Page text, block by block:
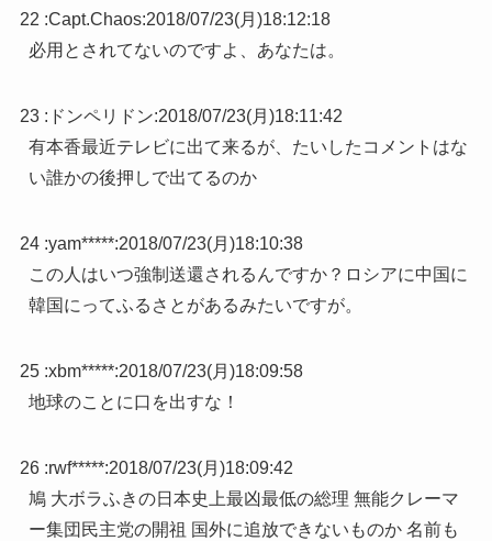
22 :Capt.Chaos:2018/07/23(月)18:12:18
必用とされてないのですよ、あなたは。
23 : ドンペリドン:2018/07/23(月)18:11:42
有本香最近テレビに出て来るが、たいしたコメントはな
い誰かの後押しで出てるのか
24 :yam*****:2018/07/23(月)18:10:38
この人はいつ強制送還されるんですか？ロシアに中国に
韓国にってふるさとがあるみたいですが。
25 :xbm*****:2018/07/23(月)18:09:58
地球のことに口を出すな！
26 :rwf*****:2018/07/23(月)18:09:42
鳩 大ボラふきの日本史上最凶最低の総理 無能クレーマ
ー集団民主党の開祖 国外に追放できないものか 名前も